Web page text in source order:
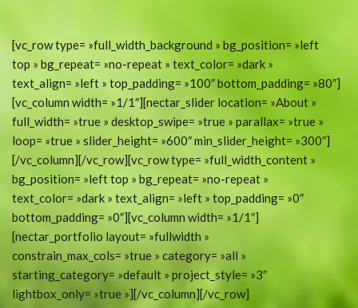
[vc_row type= »full_width_background » bg_position= »left
top » bg_repeat= »no-repeat » text_color= »dark »
text_align= »left » top_padding= »100″ bottom_padding= »80″]
[vc_column width= »1/1″][nectar_slider location= »About »
full_width= »true » desktop_swipe= »true » parallax= »true »
loop= »true » slider_height= »600″ min_slider_height= »300″]
[/vc_column][/vc_row][vc_row type= »full_width_content »
bg_position= »left top » bg_repeat= »no-repeat »
text_color= »dark » text_align= »left » top_padding= »0″
bottom_padding= »0″][vc_column width= »1/1″]
[nectar_portfolio layout= »fullwidth »
constrain_max_cols= »true » category= »all »
starting_category= »default » project_style= »3″
lightbox_only= »true »][/vc_column][/vc_row]